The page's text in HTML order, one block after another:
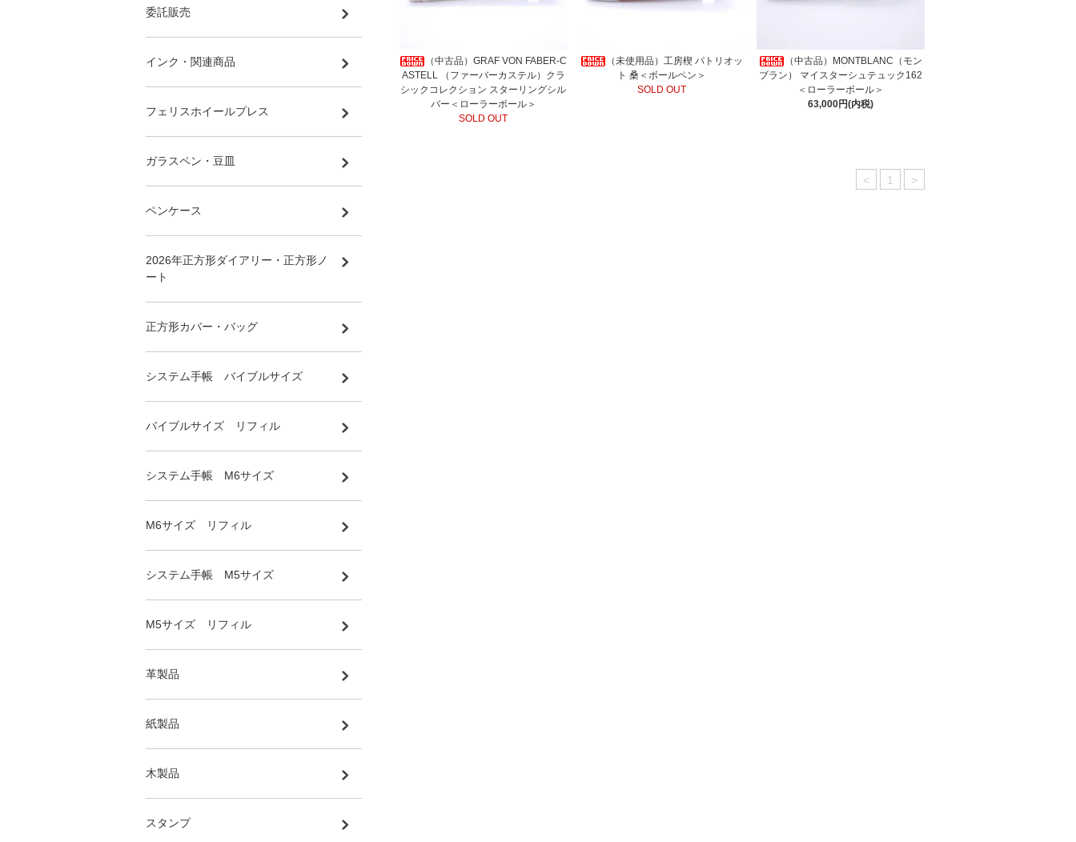
（中古品）GRAF VON FABER-C
ASTELL （ファーバーカステル）クラ
シックコレクション スターリングシル
バー＜ローラーボール＞
SOLD OUT
（未使用品）工房楔 パトリオッ
ト 桑＜ボールペン＞
SOLD OUT
（中古品）MONTBLANC（モン
ブラン） マイスターシュテュック162
＜ローラーボール＞
63,000円(内税)
< 1 >
委託販売
インク・関連商品
フェリスホイールプレス
ガラスペン・豆皿
ペンケース
2026年正方形ダイアリー・正方形ノ
ート
正方形カバー・バッグ
システム手帳 バイブルサイズ
バイブルサイズ リフィル
システム手帳 M6サイズ
M6サイズ リフィル
システム手帳 M5サイズ
M5サイズ リフィル
革製品
紙製品
木製品
スタンプ